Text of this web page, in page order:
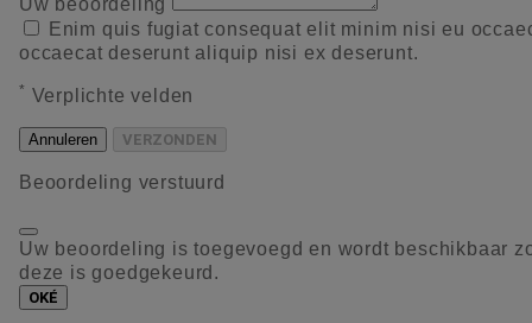
Enim quis fugiat consequat elit minim nisi eu
occaecat deserunt aliquip nisi ex deserunt.
* Verplichte velden
Annuleren VERZONDEN
Beoordeling verstuurd
Uw beoordeling is toegevoegd en wordt beschikbaar
deze is goedgekeurd.
OKÉ